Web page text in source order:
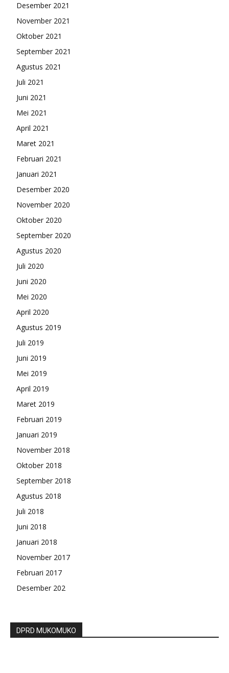
Desember 2021
November 2021
Oktober 2021
September 2021
Agustus 2021
Juli 2021
Juni 2021
Mei 2021
April 2021
Maret 2021
Februari 2021
Januari 2021
Desember 2020
November 2020
Oktober 2020
September 2020
Agustus 2020
Juli 2020
Juni 2020
Mei 2020
April 2020
Agustus 2019
Juli 2019
Juni 2019
Mei 2019
April 2019
Maret 2019
Februari 2019
Januari 2019
November 2018
Oktober 2018
September 2018
Agustus 2018
Juli 2018
Juni 2018
Januari 2018
November 2017
Februari 2017
Desember 202
DPRD MUKOMUKO